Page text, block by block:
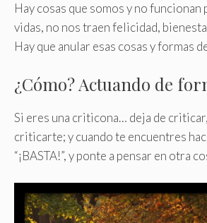
Hay cosas que somos y no funcionan
vidas, no nos traen felicidad,
Hay que anular esas cosas y formas
¿Cómo? Actuando de
Si eres una criticona… deja de
criticarte; y cuando te encuentres
“¡BASTA!”, y ponte a pensar en otra